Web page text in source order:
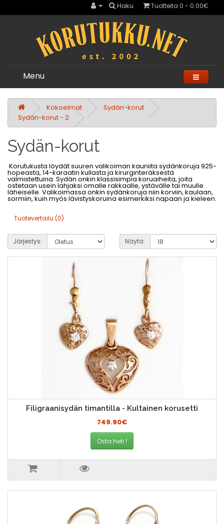
Haku Tuotteita 0 - 0.00€
Menu
Kokoelmat
Sydän-korut
Sydän-korut - 2
Sydän-korut
Korutukusta löydät suuren valikoiman kauniita sydänkoruja 925-
hopeasta, 14-karaatin kullasta ja kirurginteräksestä
valmistettuina. Sydän onkin klassisimpia koruaiheita, joita
ostetaan usein lahjaksi omalle rakkaalle, ystävälle tai muulle
läheiselle. Valikoimassa onkin sydänkoruja niin korviin, kaulaan,
sormiin, kuin myös lävistyskoruina esimerkiksi napaan ja kieleen.
Tuotevertailu (0)
Järjestys: Näytä:
Filigraanisydän timantilla - Kultainen korusetti
749.90€
Osta heti !